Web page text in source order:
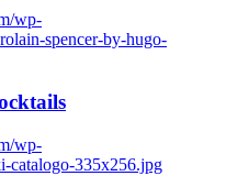
wp-
spencer-by-hugo-
wp-
catalogo-335x256.jpg